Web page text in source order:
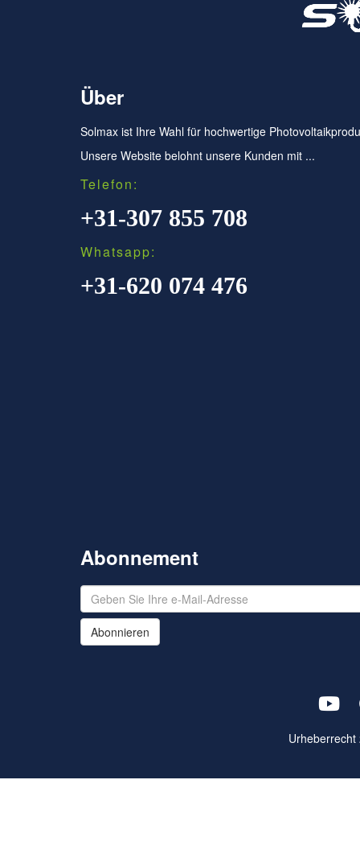
Über
Solmax ist Ihre Wahl für hochwertige
Unsere Website belohnt unsere Kunden mit ...
Telefon:
+31-307 855 708
Whatsapp:
+31-620 074 476
Abonnement
Abonnieren